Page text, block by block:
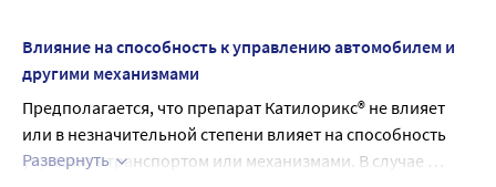
Влияние на способность к управлению автомобилем и
другими механизмами
Предполагается, что препарат Катилорикс® не влияет
или в незначительной степени влияет на способность
управлять транспортом или механизмами. В случае
Развернуть